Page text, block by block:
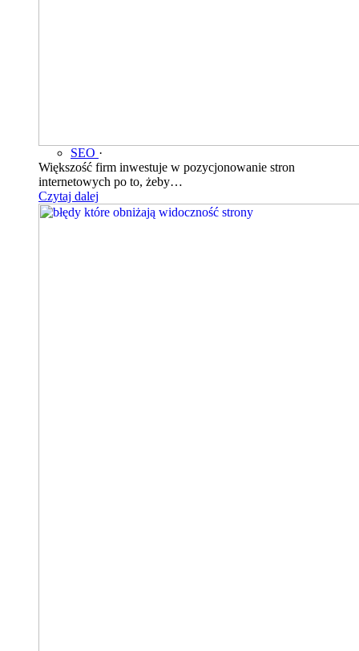
SEO ·
Większość firm inwestuje w pozycjonowanie stron
internetowych po to, żeby…
Czytaj dalej